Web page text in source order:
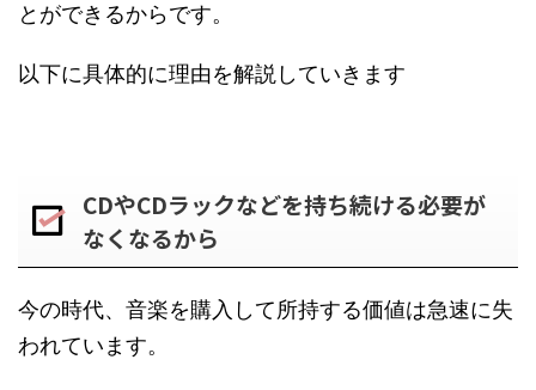
とができるからです。
以下に具体的に理由を解説していきます
CDやCDラックなどを持ち続ける必要が
なくなるから
今の時代、音楽を購入して所持する価値は急速に失
われています。